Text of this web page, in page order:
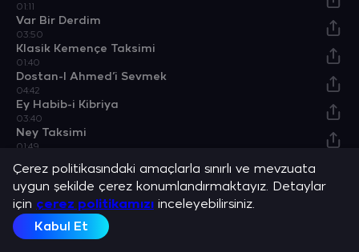
01:11
Var Bir Derdim
03:50
Klasik Kemençe Taksimi
01:40
Dostan-I Ahmed’i Sevmek
04:42
Ey Habib-i Kibriya
03:40
Ney Taksimi
01:49
Nice Ağlamayım Etmeyim Feryad
02:59
Sanatçılar
Çerez politikasındaki amaçlarla sınırlı ve mevzuata
uygun şekilde çerez konumlandırmaktayız. Detaylar
için çerez politikamızı inceleyebilirsiniz.
Kabul Et